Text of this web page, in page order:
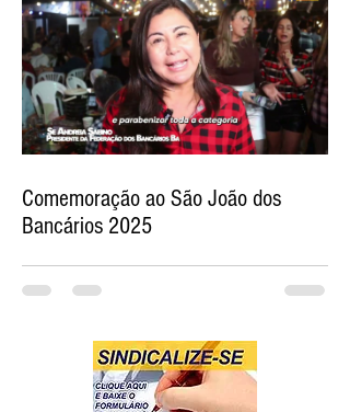
Comemoração ao São João dos
Bancários 2025